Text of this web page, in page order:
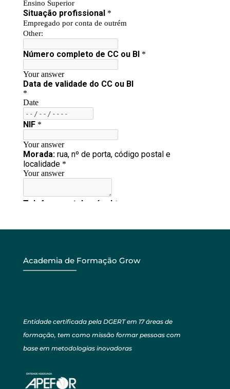
Academia de Formação Grow
Entidade certificada pela DGERT em 17 áreas de
formação, tem como missão formar pessoas com
base em metodologias inovadoras